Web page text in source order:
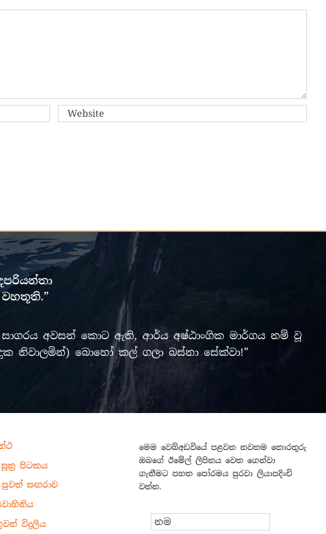
අවසන් කොට ඇති, ආර්ය අෂ්ඨාංගික මාර්ගය නම් වූ
නිවාලමින්) බොහෝ කල් ගලා බස්නා සේක්වා!”
පිටකය
පුවත් සඟරාව
විදුලිය
මෙම වෙබ්අඩවියේ පළවන නවතම තොරතුරු
ඔබගේ ඊමේල් ලිපිනය වෙත ගෙන්වා
ගැනීමට පහත පෝරමය පුරවා ලියාපදිංචි
වන්න.